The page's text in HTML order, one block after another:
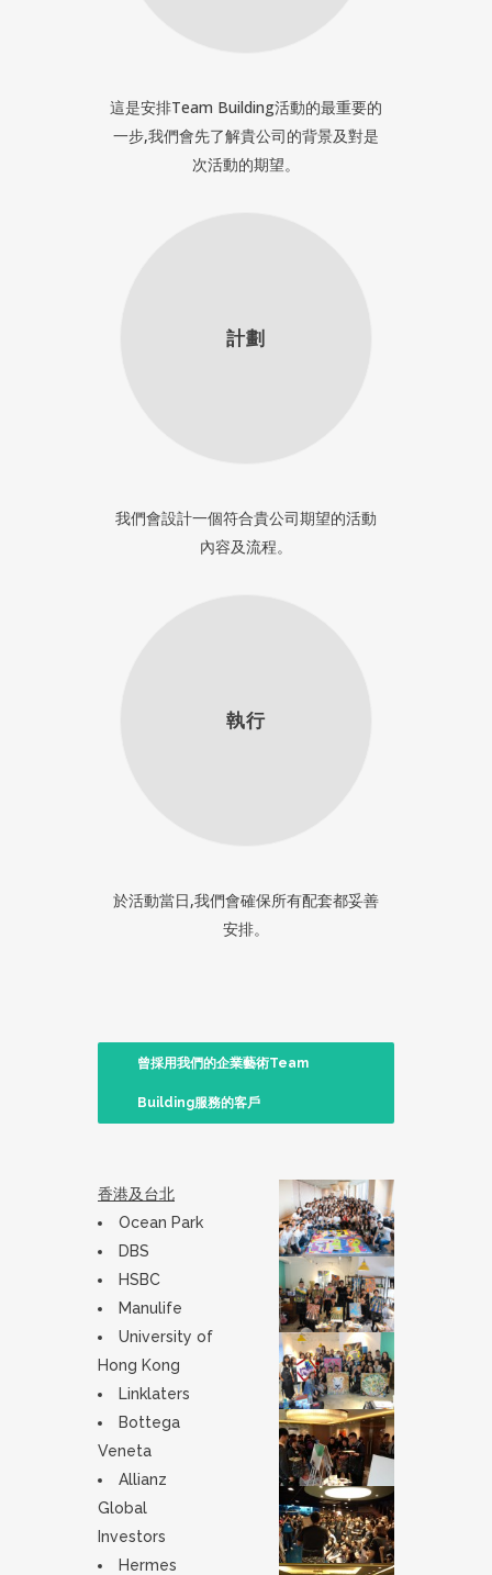
這是安排Team Building活動的最重要的
一步,我們會先了解貴公司的背景及對是
次活動的期望。
計劃
我們會設計一個符合貴公司期望的活動
內容及流程。
執行
於活動當日,我們會確保所有配套都妥善
安排。
曾採用我們的企業藝術Team
Building服務的客戶
香港及台北
Ocean Park
DBS
HSBC
Manulife
University of
Hong Kong
Linklaters
Bottega
Veneta
Allianz
Global
Investors
Hermes